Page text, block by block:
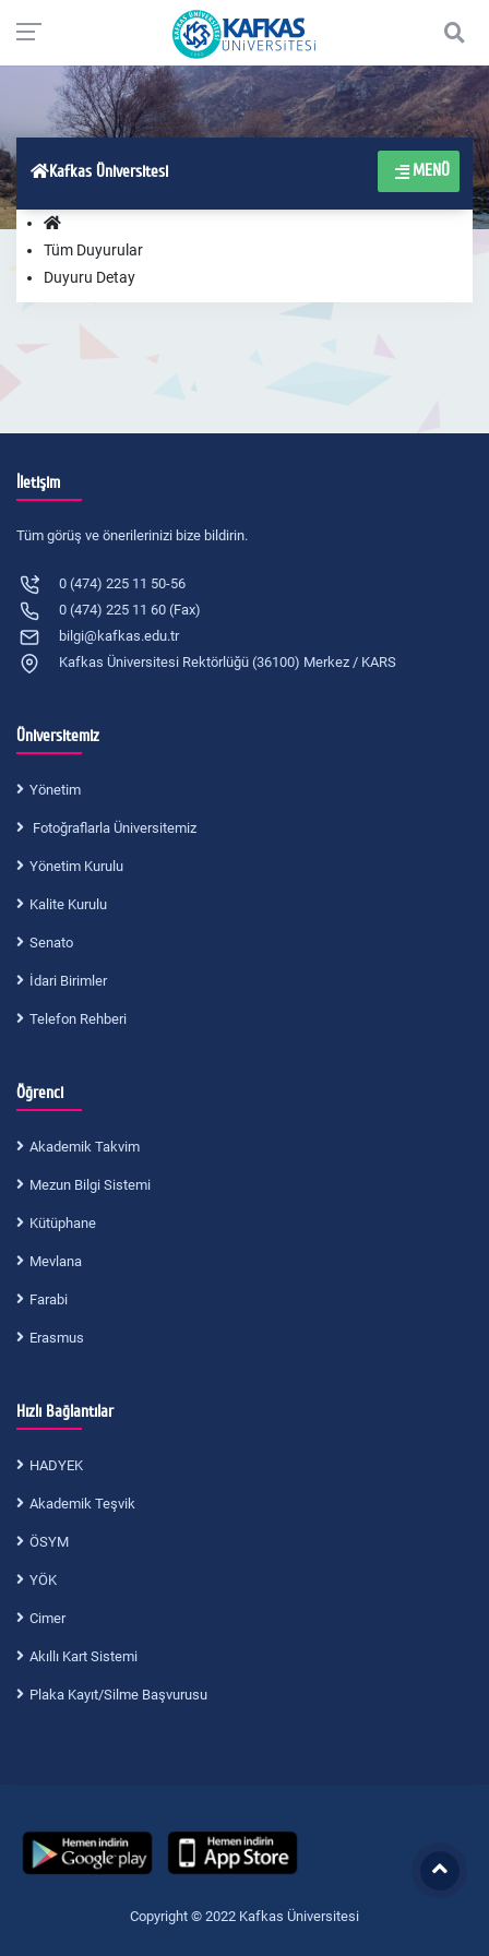
Kafkas Üniversitesi MENÜ
Tüm Duyurular
Duyuru Detay
İletişim
Tüm görüş ve önerilerinizi bize bildirin.
0 (474) 225 11 50-56
0 (474) 225 11 60 (Fax)
bilgi@kafkas.edu.tr
Kafkas Üniversitesi Rektörlüğü (36100) Merkez / KARS
Üniversitemiz
Yönetim
Fotoğraflarla Üniversitemiz
Yönetim Kurulu
Kalite Kurulu
Senato
İdari Birimler
Telefon Rehberi
Öğrenci
Akademik Takvim
Mezun Bilgi Sistemi
Kütüphane
Mevlana
Farabi
Erasmus
Hızlı Bağlantılar
HADYEK
Akademik Teşvik
ÖSYM
YÖK
Cimer
Akıllı Kart Sistemi
Plaka Kayıt/Silme Başvurusu
Copyright © 2022 Kafkas Üniversitesi